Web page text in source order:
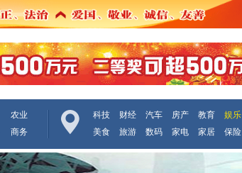
农业
商务
科技 财经 汽车 房产 教育
娱乐
美食
旅游 数码 家电 家居 保险